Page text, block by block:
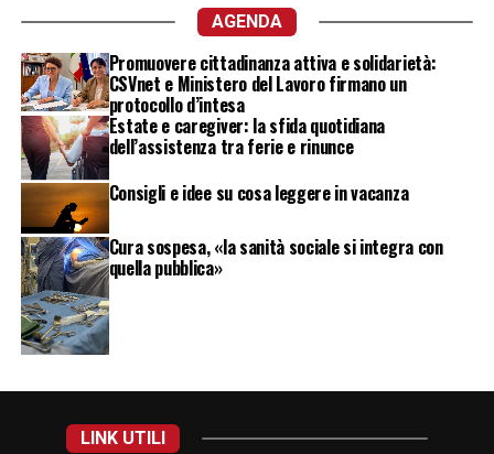
AGENDA
Promuovere cittadinanza attiva e solidarietà:
CSVnet e Ministero del Lavoro firmano un
protocollo d’intesa
Estate e caregiver: la sfida quotidiana
dell’assistenza tra ferie e rinunce
Consigli e idee su cosa leggere in vacanza
Cura sospesa, «la sanità sociale si integra con
quella pubblica»
LINK UTILI